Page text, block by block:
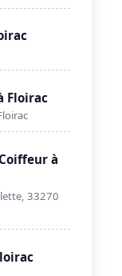
Floirac
à
33270